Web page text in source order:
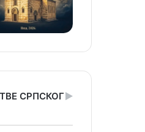
СРПСКОГ